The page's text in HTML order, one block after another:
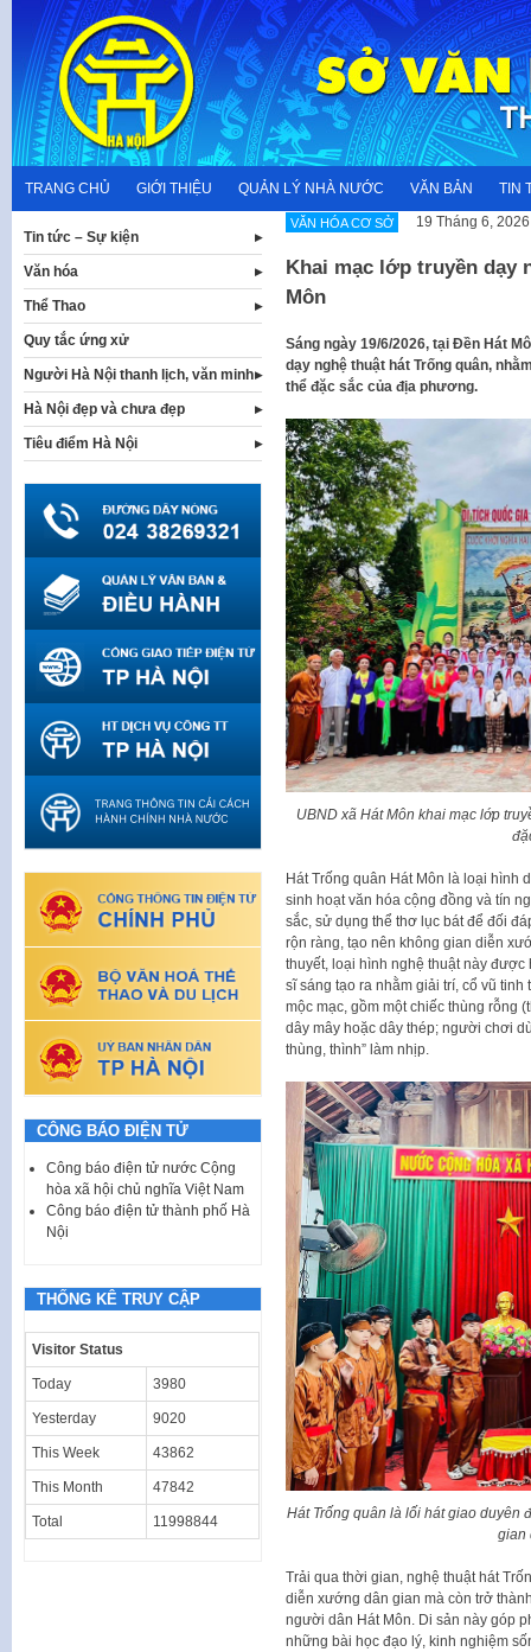
content
TRANG CHỦ GIỚI THIỆU QUẢN LÝ NHÀ NƯỚC VĂN BẢN TIN
VĂN HÓA CƠ SỞ 19 Tháng 6, 2026
Khai mạc lớp truyền dạy
Môn
Sáng ngày 19/6/2026, tại Đền Hát
dạy nghệ thuật hát Trống quân,
thể đặc sắc của địa phương.
UBND xã Hát Môn khai mạc lớp
Hát Trống quân Hát Môn là loại
sinh hoạt văn hóa cộng đồng và tín
sắc, sử dụng thể thơ lục bát để đối
rộn ràng, tạo nên không gian diễn
thuyết, loại hình nghệ thuật này
sĩ sáng tạo ra nhằm giải trí, cổ vũ
mộc mạc, gồm một chiếc thùng rỗng
dây mây hoặc dây thép; người chơi
thùng, thình” làm nhịp.
Hát Trống quân là lối hát giao duyên
gian
Trải qua thời gian, nghệ thuật hát
diễn xướng dân gian mà còn trở
người dân Hát Môn. Di sản này góp
những bài học đạo lý, kinh nghiệm
Tin tức – Sự kiện
Văn hóa
Thể Thao
Quy tắc ứng xử
Người Hà Nội thanh lịch, văn minh
Hà Nội đẹp và chưa đẹp
Tiêu điểm Hà Nội
CÔNG BÁO ĐIỆN TỬ
Công báo điện tử nước Cộng
hòa xã hội chủ nghĩa Việt Nam
Công báo điện tử thành phố Hà
Nội
THỐNG KÊ TRUY CẬP
Visitor Status
Today 3980
Yesterday 9020
This Week 43862
This Month 47842
Total 11998844